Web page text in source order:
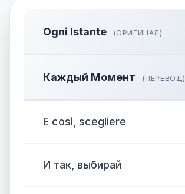
Ogni Istante (ОРИГИНАЛ)
Каждый Момент (ПЕРЕВОД)
E così, scegliere
И так, выбирай